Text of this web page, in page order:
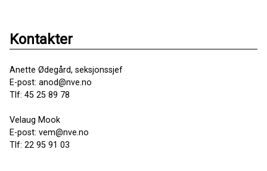
Kontakter
Anette Ødegård, seksjonssjef
E-post: anod@nve.no
Tlf: 45 25 89 78
Velaug Mook
E-post: vem@nve.no
Tlf: 22 95 91 03